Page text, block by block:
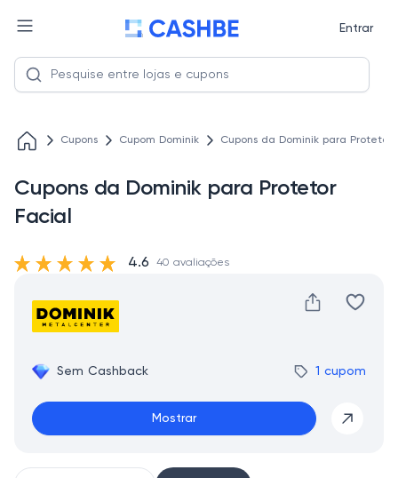
Entrar
Cupons Cupom Dominik Cupons da Dominik para Protetor
Cupons da Dominik para Protetor
Facial
Sem Cashback 1 cupom
Mostrar
4.6 40 avaliações